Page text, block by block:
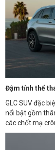
Đậm tính thể
GLC SUV đặc
nổi bật gồm
các chốt mạ